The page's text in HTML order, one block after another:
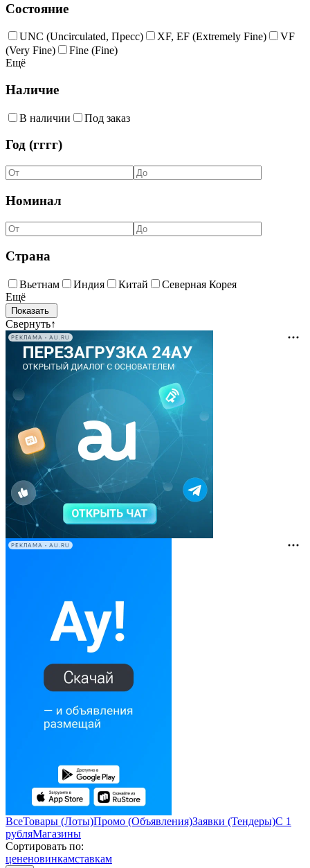
Состояние
UNC (Uncirculated, Пресс) XF, EF (Extremely Fine)
VF
(Very Fine)
Fine (Fine)
Ещё
Наличие
В наличии Под заказ
Год (гггг)
Номинал
Страна
Вьетнам Индия Китай
Северная Корея
Ещё
Свернуть↑
РЕКЛАМА • AU.RU
РЕКЛАМА • AU.RU
ВсеТовары (Лоты)Промо (Объявления)Заявки (Тендеры)С 1
рубляМагазины
Сортировать по:
цененовинкамставкам